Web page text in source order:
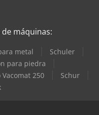
máquinas:
metal
Schuler
para piedra
Vacomat 250
Schur